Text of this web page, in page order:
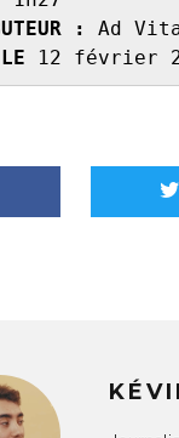
:
12 février